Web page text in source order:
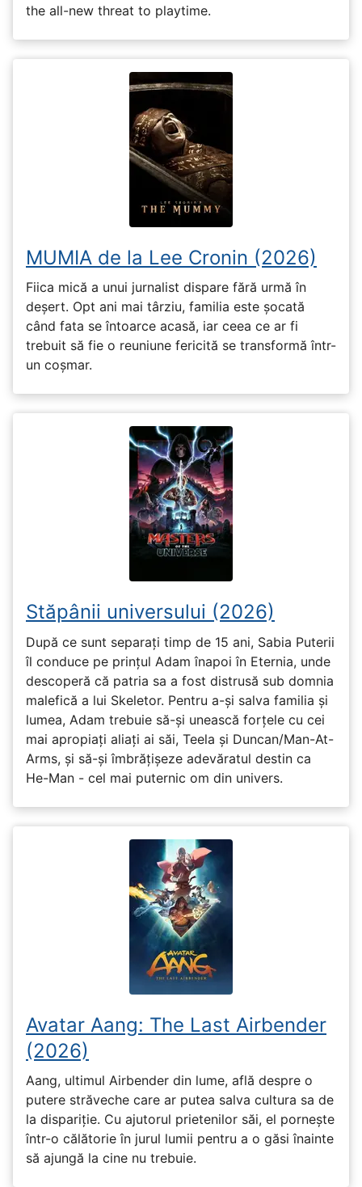
the all-new threat to playtime.
MUMIA de la Lee Cronin (2026)
Fiica mică a unui jurnalist dispare fără urmă în
deșert. Opt ani mai târziu, familia este șocată
când fata se întoarce acasă, iar ceea ce ar fi
trebuit să fie o reuniune fericită se transformă într-
un coșmar.
Stăpânii universului (2026)
După ce sunt separați timp de 15 ani, Sabia Puterii
îl conduce pe prințul Adam înapoi în Eternia, unde
descoperă că patria sa a fost distrusă sub domnia
malefică a lui Skeletor. Pentru a-și salva familia și
lumea, Adam trebuie să-și unească forțele cu cei
mai apropiați aliați ai săi, Teela și Duncan/Man-At-
Arms, și să-și îmbrățișeze adevăratul destin ca
He-Man - cel mai puternic om din univers.
Avatar Aang: The Last Airbender
(2026)
Aang, ultimul Airbender din lume, află despre o
putere străveche care ar putea salva cultura sa de
la dispariție. Cu ajutorul prietenilor săi, el pornește
într-o călătorie în jurul lumii pentru a o găsi înainte
să ajungă la cine nu trebuie.